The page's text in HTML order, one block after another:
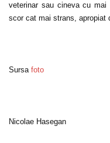
veterinar sau cineva cu
scor cat mai strans, apropiat
Sursa foto
Nicolae Hasegan